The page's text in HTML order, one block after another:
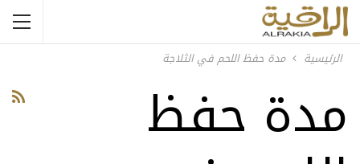
الرئيسية مدة حفظ اللحم في الثلاجة
مدة حفظ